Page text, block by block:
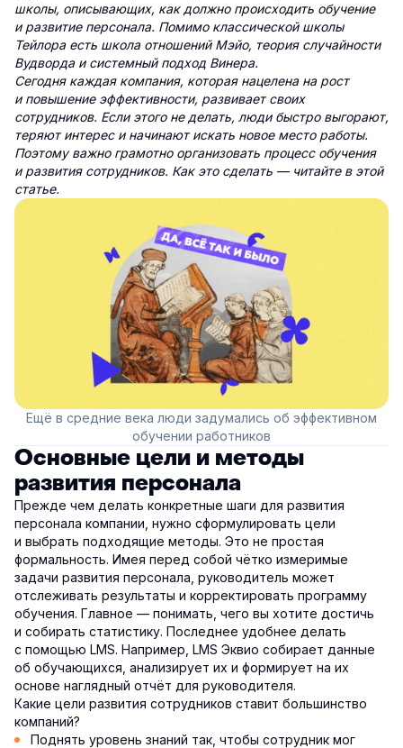
школы, описывающих, как должно происходить обучение
и развитие персонала. Помимо классической школы
Тейлора есть школа отношений Мэйо, теория случайности
Вудворда и системный подход Винера.
Сегодня каждая компания, которая нацелена на рост
и повышение эффективности, развивает своих
сотрудников. Если этого не делать, люди быстро выгорают,
теряют интерес и начинают искать новое место работы.
Поэтому важно грамотно организовать процесс обучения
и развития сотрудников. Как это сделать — читайте в этой
статье.
Ещё в средние века люди задумались об эффективном
обучении работников
Основные цели и методы
развития персонала
Прежде чем делать конкретные шаги для развития
персонала компании, нужно сформулировать цели
и выбрать подходящие методы. Это не простая
формальность. Имея перед собой чётко измеримые
задачи развития персонала, руководитель может
отслеживать результаты и корректировать программу
обучения. Главное — понимать, чего вы хотите достичь
и собирать статистику. Последнее удобнее делать
с помощью LMS. Например, LMS Эквио собирает данные
об обучающихся, анализирует их и формирует на их
основе наглядный отчёт для руководителя.
Какие цели развития сотрудников ставит большинство
компаний?
Поднять уровень знаний так, чтобы сотрудник мог